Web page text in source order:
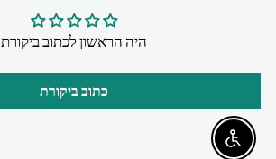
היה הראשון לכתוב ביקורת
כתוב ביקורת
Enable accessibility